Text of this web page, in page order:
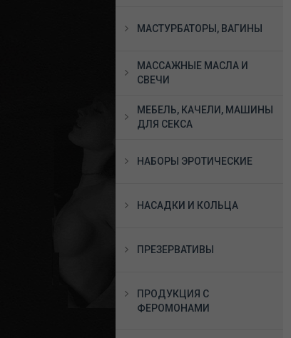
МАСТУРБАТОРЫ, ВАГИНЫ
МАССАЖНЫЕ МАСЛА И
СВЕЧИ
МЕБЕЛЬ, КАЧЕЛИ, МАШИНЫ
ДЛЯ СЕКСА
НАБОРЫ ЭРОТИЧЕСКИЕ
НАСАДКИ И КОЛЬЦА
ПРЕЗЕРВАТИВЫ
ПРОДУКЦИЯ С
ФЕРОМОНАМИ
_Фиксаторы Silk Rope
Love Cuffs в стиле
Поддержка для поз
Вожжи чёрный, 960-24